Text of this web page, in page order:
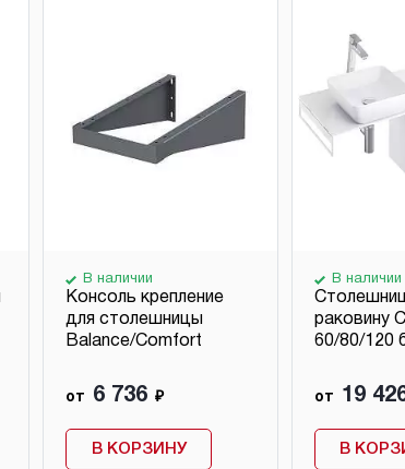
В наличии
Консоль крепление
для столешницы
Balance/Comfort
от 6 736 ₽
В КОРЗИНУ
В наличии
раковину
60/80/120
от 19
В